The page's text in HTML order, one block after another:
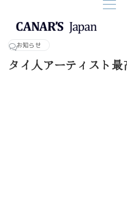
お知らせ
タイ人アーティスト最